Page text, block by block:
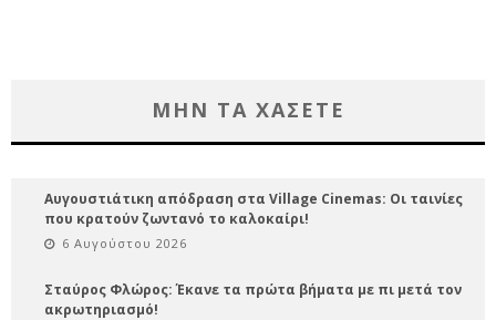
ΜΗΝ ΤΑ ΧΑΣΕΤΕ
Αυγουστιάτικη απόδραση στα Village Cinemas: Οι ταινίες
που κρατούν ζωντανό το καλοκαίρι!
6 Αυγούστου 2026
Σταύρος Φλώρος: Έκανε τα πρώτα βήματα με πι μετά τον
ακρωτηριασμό!